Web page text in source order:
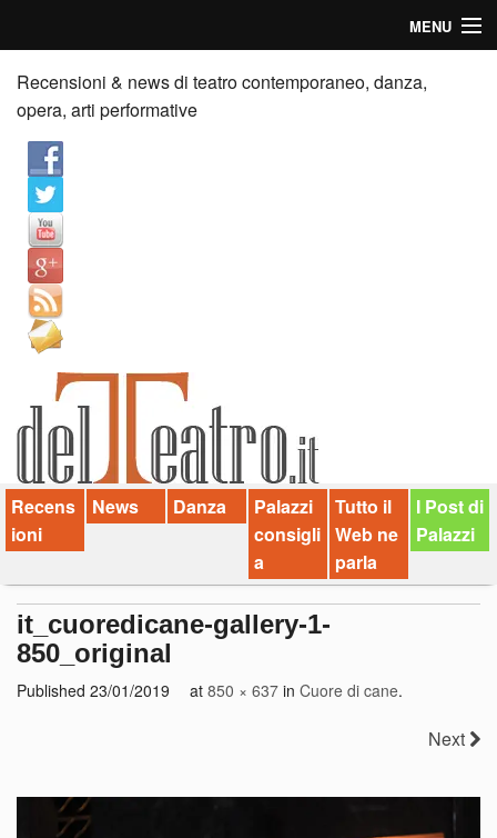
MENU
Home
Recensioni
Anticipazioni
News
Palazzi consiglia
Video
Chi siamo
Contatti
dT in English
Recensioni & news di teatro contemporaneo, danza,
opera, arti performative
Recens
ioni
News Danza
Palazzi
consigli
a
Tutto il
Web ne
parla
I Post di
Palazzi
it_cuoredicane-gallery-1-
850_original
Published 23/01/2019 at 850 × 637 in Cuore di cane.
Next